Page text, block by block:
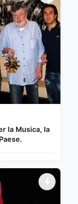
la Musica, la